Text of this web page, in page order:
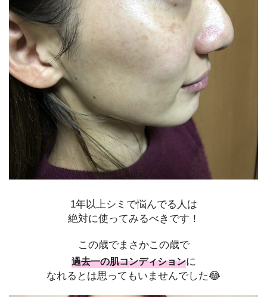
1年以上シミで悩んでる人は
絶対に使ってみるべきです！
この歳でまさかこの歳で
過去一の肌コンディションに
なれるとは思ってもいませんでした😂